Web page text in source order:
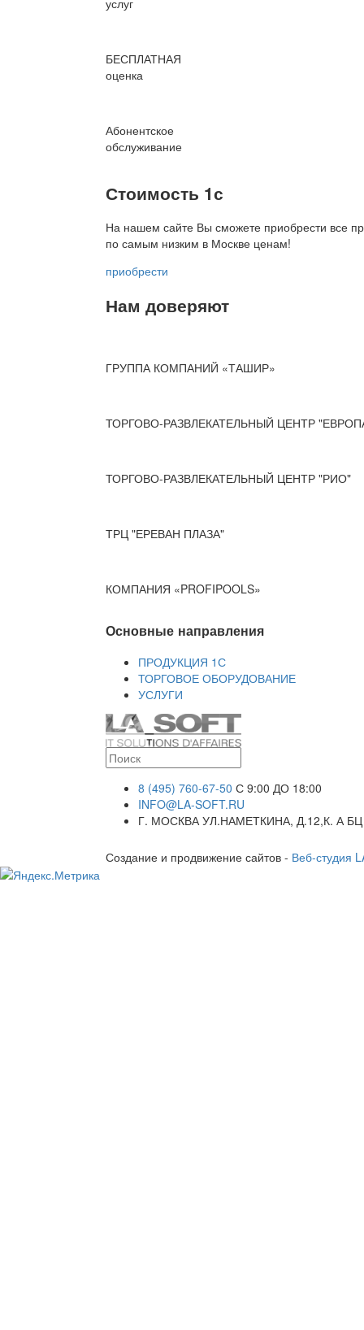
услуг
БЕСПЛАТНАЯ
оценка
Абонентское
обслуживание
Стоимость 1с
На нашем сайте Вы сможете приобрести все
по самым низким в Москве ценам!
приобрести
Нам доверяют
ГРУППА КОМПАНИЙ «ТАШИР»
ТОРГОВО-РАЗВЛЕКАТЕЛЬНЫЙ ЦЕНТР
ТОРГОВО-РАЗВЛЕКАТЕЛЬНЫЙ ЦЕНТР "РИО"
ТРЦ "ЕРЕВАН ПЛАЗА"
КОМПАНИЯ «PROFIPOOLS»
Основные направления
ПРОДУКЦИЯ 1С
ТОРГОВОЕ ОБОРУДОВАНИЕ
УСЛУГИ
8 (495) 760-67-50 С 9:00 ДО 18:00
INFO@LA-SOFT.RU
Г. МОСКВА УЛ.НАМЕТКИНА, Д.12,К. А
Создание и продвижение сайтов - Веб-студия